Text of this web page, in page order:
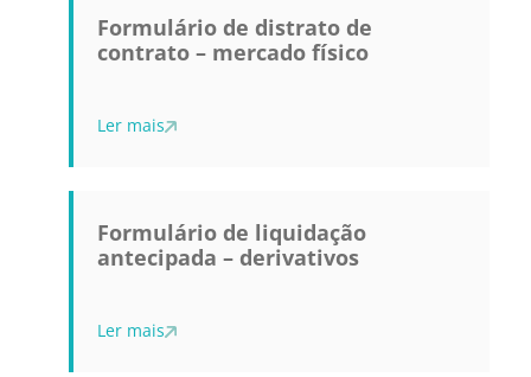
Formulário de distrato de
contrato – mercado físico
Ler mais
Formulário de liquidação
antecipada – derivativos
Ler mais